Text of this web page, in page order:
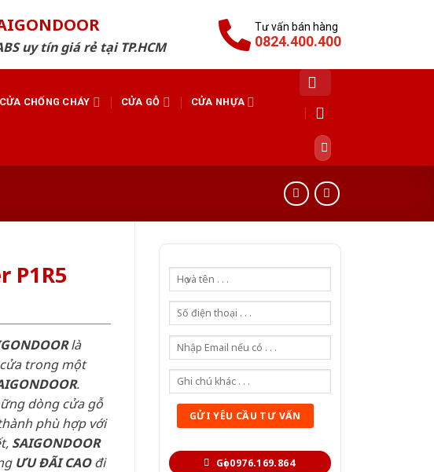
uy tín giá rẻ tại TP.HCM
Tư vấn bán hàng
0824.400.400
CỬA CHỐNG CHÁY CỬA GỖ CỬA NHỰA
Tìm
kiếm:
Gọi 0976.169.864
P1R5
là
trong một
.
dòng cửa gỗ
phù hợp với
SAIGONDOOR
ƯU ĐÃI CAOđi